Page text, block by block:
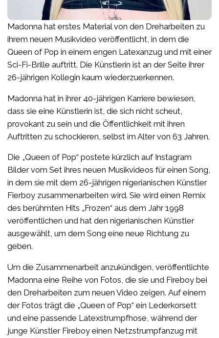
Madonna hat erstes Material von den Dreharbeiten zu
ihrem neuen Musikvideo veröffentlicht, in dem die
Queen of Pop in einem engen Latexanzug und mit einer
Sci-Fi-Brille auftritt. Die Künstlerin ist an der Seite ihrer
26-jährigen Kollegin kaum wiederzuerkennen.
Madonna hat in ihrer 40-jährigen Karriere bewiesen,
dass sie eine Künstlerin ist, die sich nicht scheut,
provokant zu sein und die Öffentlichkeit mit ihren
Auftritten zu schockieren, selbst im Alter von 63 Jahren.
Die „Queen of Pop“ postete kürzlich auf Instagram
Bilder vom Set ihres neuen Musikvideos für einen Song,
in dem sie mit dem 26-jährigen nigerianischen Künstler
Fierboy zusammenarbeiten wird. Sie wird einen Remix
des berühmten Hits „Frozen“ aus dem Jahr 1998
veröffentlichen und hat den nigerianischen Künstler
ausgewählt, um dem Song eine neue Richtung zu
geben.
Um die Zusammenarbeit anzukündigen, veröffentlichte
Madonna eine Reihe von Fotos, die sie und Fireboy bei
den Dreharbeiten zum neuen Video zeigen. Auf einem
der Fotos trägt die „Queen of Pop“ ein Lederkorsett
und eine passende Latexstrumpfhose, während der
junge Künstler Fireboy einen Netzstrumpfanzug mit